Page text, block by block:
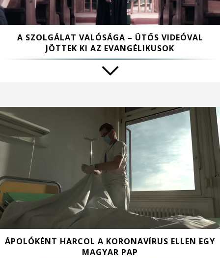
A SZOLGÁLAT VALÓSÁGA – ÜTŐS VIDEÓVAL
JÖTTEK KI AZ EVANGÉLIKUSOK
ÁPOLÓKÉNT HARCOL A KORONAVÍRUS ELLEN EGY
MAGYAR PAP